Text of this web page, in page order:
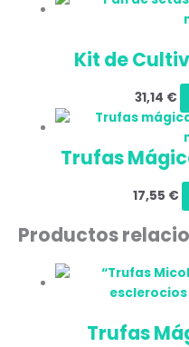
Kit de
31,14 €
Trufas
17,55 €
Productos
Trufas